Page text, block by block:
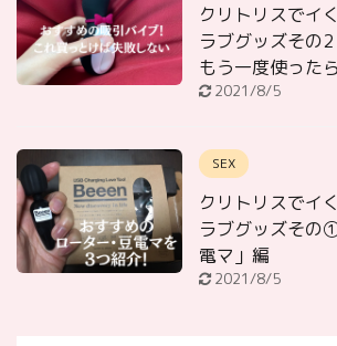
クリトリスでイ
ラブグッズその2
もう一度使った
2021/8/5
SEX
クリトリスでイ
ラブグッズその
電マ」編
2021/8/5